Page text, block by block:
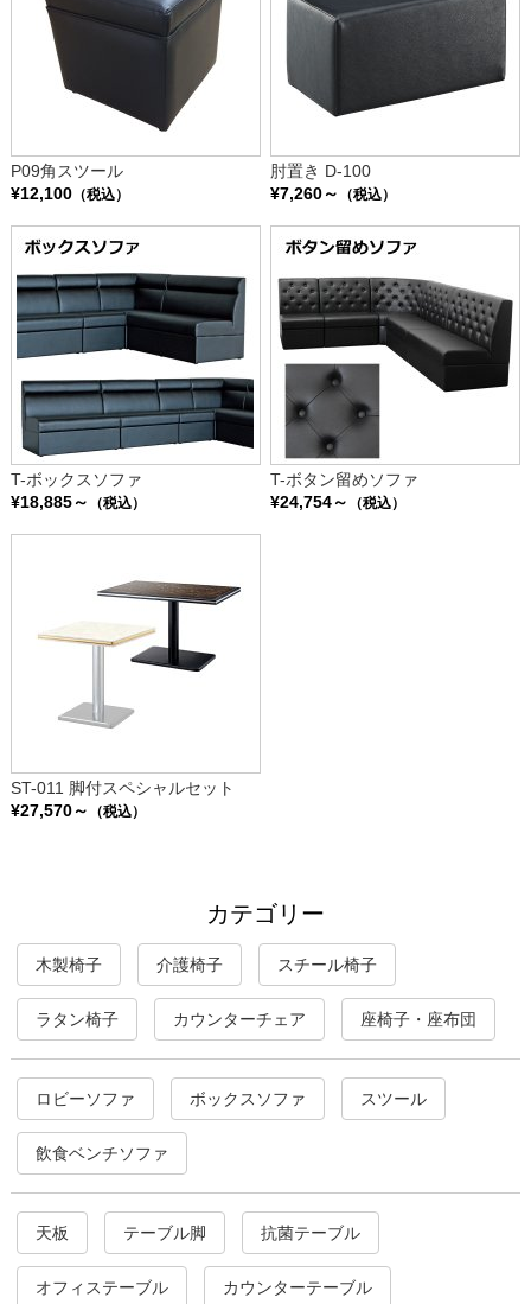
P09角スツール
¥12,100（税込）
肘置き D-100
¥7,260～
（税込）
T-ボックスソファ
¥18,885～
（税込）
T-ボタン留めソファ
¥24,754～
（税込）
ST-011 脚付スペシャルセット
¥27,570～
（税込）
カテゴリー
木製椅子 介護椅子 スチール椅子
ラタン椅子 カウンターチェア 座椅子・座布団
ロビーソファ ボックスソファ スツール
飲食ベンチソファ
天板 テーブル脚 抗菌テーブル
オフィステーブル カウンターテーブル